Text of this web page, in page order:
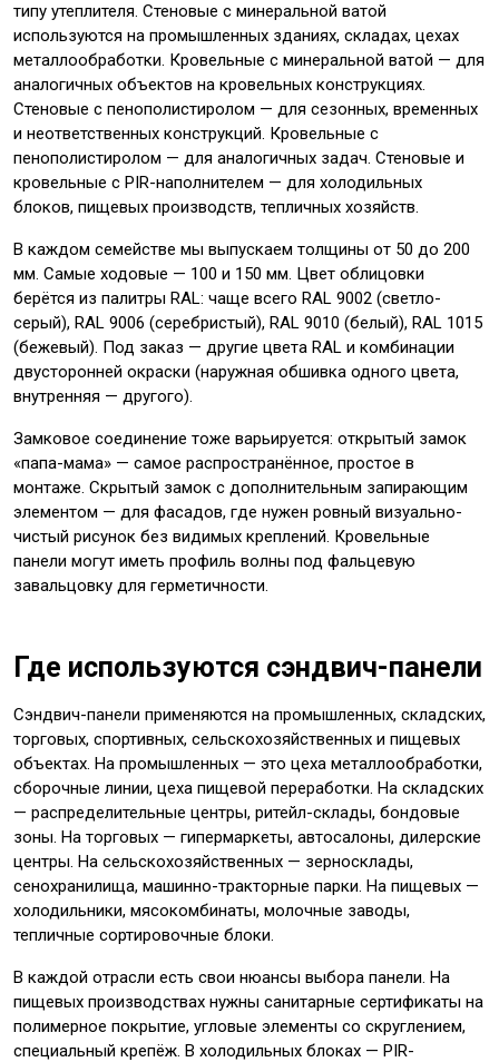
типу утеплителя. Стеновые с минеральной ватой
используются на промышленных зданиях, складах, цехах
металлообработки. Кровельные с минеральной ватой — для
аналогичных объектов на кровельных конструкциях.
Стеновые с пенополистиролом — для сезонных, временных
и неответственных конструкций. Кровельные с
пенополистиролом — для аналогичных задач. Стеновые и
кровельные с PIR-наполнителем — для холодильных
блоков, пищевых производств, тепличных хозяйств.
В каждом семействе мы выпускаем толщины от 50 до 200
мм. Самые ходовые — 100 и 150 мм. Цвет облицовки
берётся из палитры RAL: чаще всего RAL 9002 (светло-
серый), RAL 9006 (серебристый), RAL 9010 (белый), RAL 1015
(бежевый). Под заказ — другие цвета RAL и комбинации
двусторонней окраски (наружная обшивка одного цвета,
внутренняя — другого).
Замковое соединение тоже варьируется: открытый замок
«папа-мама» — самое распространённое, простое в
монтаже. Скрытый замок с дополнительным запирающим
элементом — для фасадов, где нужен ровный визуально-
чистый рисунок без видимых креплений. Кровельные
панели могут иметь профиль волны под фальцевую
завальцовку для герметичности.
Где используются сэндвич-панели
Сэндвич-панели применяются на промышленных, складских,
торговых, спортивных, сельскохозяйственных и пищевых
объектах. На промышленных — это цеха металлообработки,
сборочные линии, цеха пищевой переработки. На складских
— распределительные центры, ритейл-склады, бондовые
зоны. На торговых — гипермаркеты, автосалоны, дилерские
центры. На сельскохозяйственных — зерносклады,
сенохранилища, машинно-тракторные парки. На пищевых —
холодильники, мясокомбинаты, молочные заводы,
тепличные сортировочные блоки.
В каждой отрасли есть свои нюансы выбора панели. На
пищевых производствах нужны санитарные сертификаты на
полимерное покрытие, угловые элементы со скруглением,
специальный крепёж. В холодильных блоках — PIR-